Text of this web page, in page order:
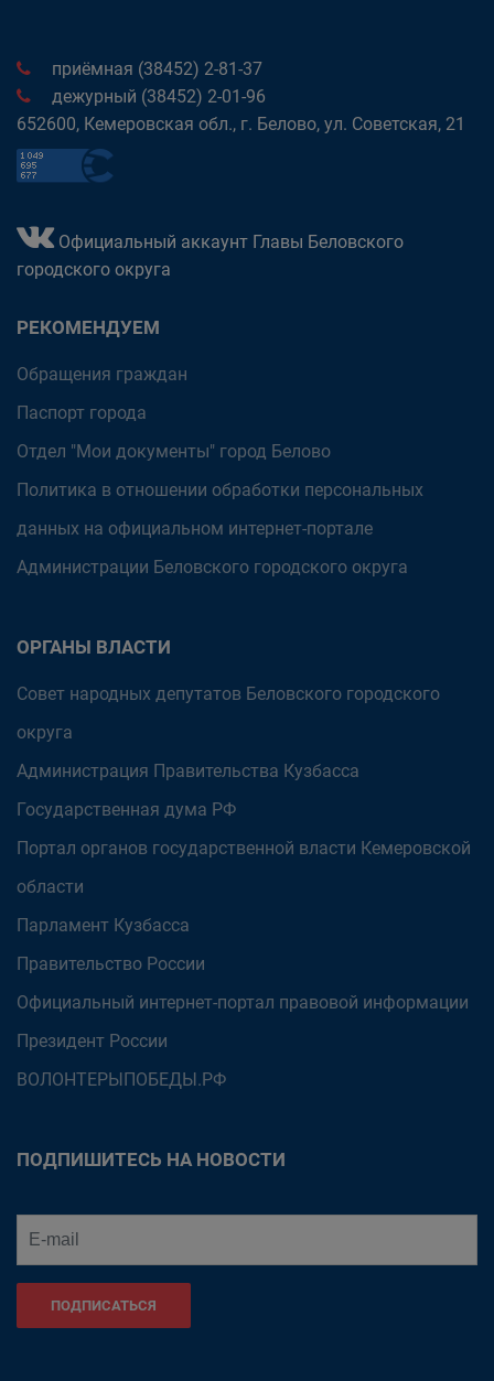
приёмная (38452) 2-81-37
дежурный (38452) 2-01-96
652600, Кемеровская обл., г. Белово, ул. Советская, 21
Официальный аккаунт Главы Беловского
городского округа
РЕКОМЕНДУЕМ
Обращения граждан
Паспорт города
Отдел "Мои документы" город Белово
Политика в отношении обработки персональных
данных на официальном интернет-портале
Администрации Беловского городского округа
ОРГАНЫ ВЛАСТИ
Совет народных депутатов Беловского городского
округа
Администрация Правительства Кузбасса
Государственная дума РФ
Портал органов государственной власти Кемеровской
области
Парламент Кузбасса
Правительство России
Официальный интернет-портал правовой информации
Президент России
ВОЛОНТЕРЫПОБЕДЫ.РФ
ПОДПИШИТЕСЬ НА НОВОСТИ
ПОДПИСАТЬСЯ